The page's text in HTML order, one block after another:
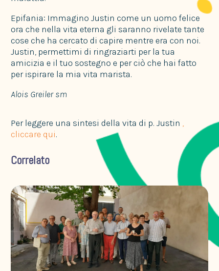
Epifania: Immagino Justin come un uomo felice
ora che nella vita eterna gli saranno rivelate tante
cose che ha cercato di capire mentre era con noi.
Justin, permettimi di ringraziarti per la tua
amicizia e il tuo sostegno e per ciò che hai fatto
per ispirare la mia vita marista.
Alois Greiler sm
Per leggere una sintesi della vita di p. Justin ,
cliccare qui.
Correlato